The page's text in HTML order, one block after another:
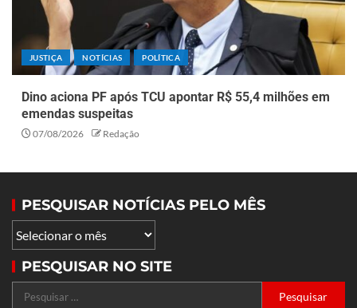
JUSTIÇA NOTÍCIAS POLÍTICA
Dino aciona PF após TCU apontar R$ 55,4 milhões em
emendas suspeitas
07/08/2026 Redação
PESQUISAR NOTÍCIAS PELO MÊS
PESQUISAR NO SITE